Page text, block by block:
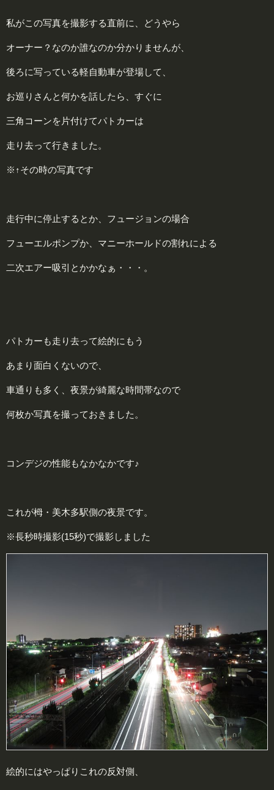
私がこの写真を撮影する直前に、どうやら
オーナー？なのか誰なのか分かりませんが、
後ろに写っている軽自動車が登場して、
お巡りさんと何かを話したら、すぐに
三角コーンを片付けてパトカーは
走り去って行きました。
※↑その時の写真です
走行中に停止するとか、フュージョンの場合
フューエルポンプか、マニーホールドの割れによる
二次エアー吸引とかかなぁ・・・。
パトカーも走り去って絵的にもう
あまり面白くないので、
車通りも多く、夜景が綺麗な時間帯なので
何枚か写真を撮っておきました。
コンデジの性能もなかなかです♪
これが栂・美木多駅側の夜景です。
※長秒時撮影(15秒)で撮影しました
絵的にはやっぱりこれの反対側、